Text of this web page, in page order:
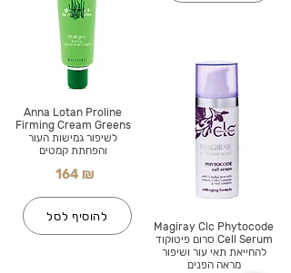
Anna Lotan Proline
Firming Cream Greens
לשיפור גמישות העור
והפחתת קמטים
164 ₪
להוסיף לסל
Magiray Clc Phytocode
Cell Serum סרום פיטוקוד
להחייאת תאי עור ושיפור
מראה הפנים